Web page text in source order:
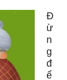
Đ
ừ
n
g
đ
ể